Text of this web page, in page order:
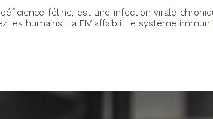
féline, est une infection virale
les humains. La FIV affaiblit le système